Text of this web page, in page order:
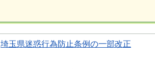
埼玉県迷惑行為防止条例の一部改正